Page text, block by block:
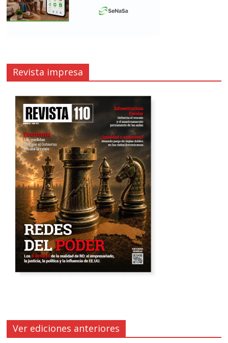
Revista impresa
Ver ediciones anteriores